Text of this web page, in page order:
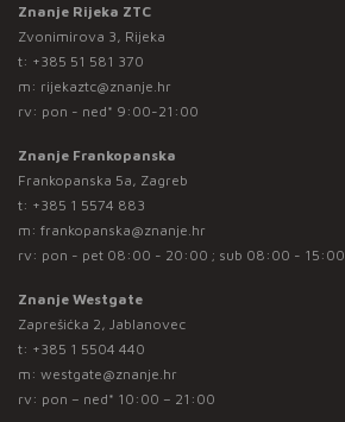
Znanje Rijeka ZTC
Zvonimirova 3, Rijeka
t: +385 51 581 370
m: rijekaztc@znanje.hr
rv: pon - ned* 9:00-21:00
Znanje Frankopanska
Frankopanska 5a, Zagreb
t: +385 1 5574 883
m: frankopanska@znanje.hr
rv: pon - pet 08:00 - 20:00 ; sub 08:00 - 15:00
Znanje Westgate
Zaprešićka 2, Jablanovec
t: +385 1 5504 440
m: westgate@znanje.hr
rv: pon – ned* 10:00 – 21:00